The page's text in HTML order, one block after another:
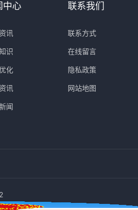
中心
讯
识
化
讯
闻
联系我们
联系方式
在线留言
隐私政策
网站地图